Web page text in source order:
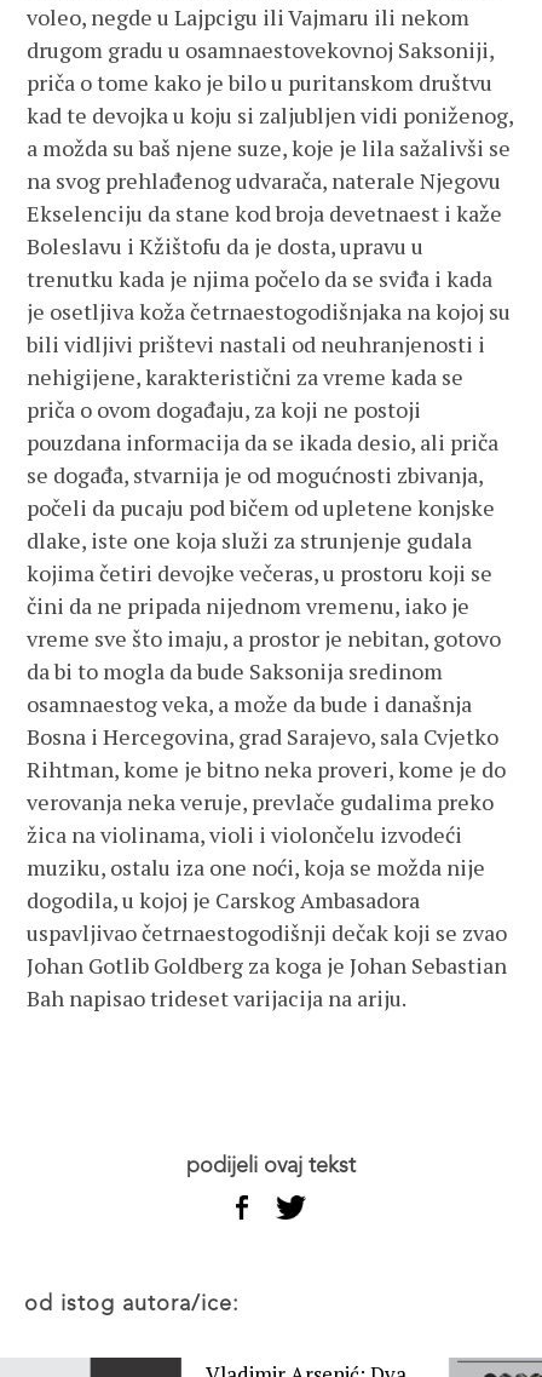
voleo, negde u Lajpcigu ili Vajmaru ili nekom
drugom gradu u osamnaestovekovnoj Saksoniji,
priča o tome kako je bilo u puritanskom društvu
kad te devojka u koju si zaljubljen vidi poniženog,
a možda su baš njene suze, koje je lila sažalivši se
na svog prehlađenog udvarača, naterale Njegovu
Ekselenciju da stane kod broja devetnaest i kaže
Boleslavu i Kžištofu da je dosta, upravu u
trenutku kada je njima počelo da se sviđa i kada
je osetljiva koža četrnaestogodišnjaka na kojoj su
bili vidljivi prištevi nastali od neuhranjenosti i
nehigijene, karakteristični za vreme kada se
priča o ovom događaju, za koji ne postoji
pouzdana informacija da se ikada desio, ali priča
se događa, stvarnija je od mogućnosti zbivanja,
počeli da pucaju pod bičem od upletene konjske
dlake, iste one koja služi za strunjenje gudala
kojima četiri devojke večeras, u prostoru koji se
čini da ne pripada nijednom vremenu, iako je
vreme sve što imaju, a prostor je nebitan, gotovo
da bi to mogla da bude Saksonija sredinom
osamnaestog veka, a može da bude i današnja
Bosna i Hercegovina, grad Sarajevo, sala Cvjetko
Rihtman, kome je bitno neka proveri, kome je do
verovanja neka veruje, prevlače gudalima preko
žica na violinama, violi i violončelu izvodeći
muziku, ostalu iza one noći, koja se možda nije
dogodila, u kojoj je Carskog Ambasadora
uspavljivao četrnaestogodišnji dečak koji se zvao
Johan Gotlib Goldberg za koga je Johan Sebastian
Bah napisao trideset varijacija na ariju.
podijeli ovaj tekst
od istog autora/ice: